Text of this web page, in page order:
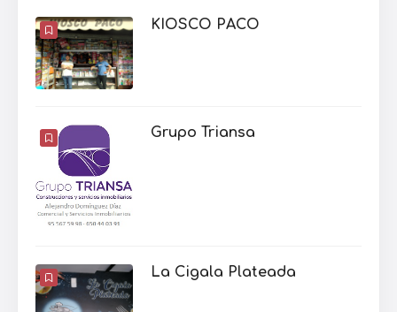
KIOSCO PACO
Grupo Triansa
La Cigala Plateada